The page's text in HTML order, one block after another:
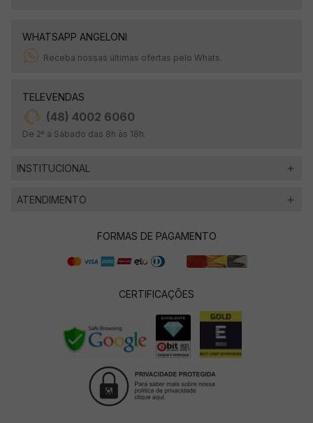
WHATSAPP ANGELONI
Receba nossas últimas ofertas pelo Whats.
TELEVENDAS
(48) 4002 6060
De 2ª a Sábado das 8h às 18h.
INSTITUCIONAL
ATENDIMENTO
FORMAS DE PAGAMENTO
CERTIFICAÇÕES